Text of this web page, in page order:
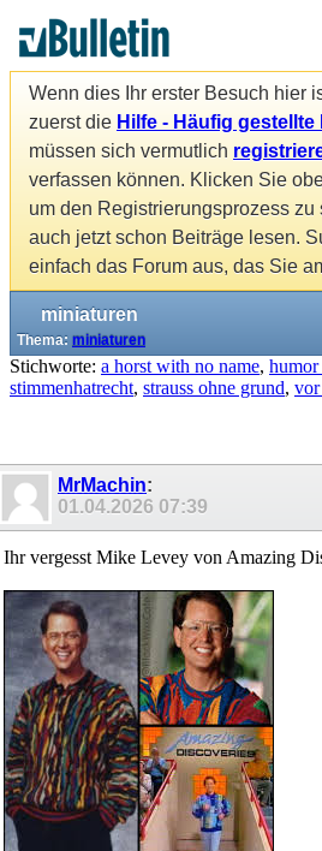
Wenn dies Ihr erster Besuch hier
zuerst die Hilfe - Häufig gestellte
müssen sich vermutlich
verfassen können. Klicken Sie
um den Registrierungsprozess zu
auch jetzt schon Beiträge lesen.
einfach das Forum aus, das Sie
miniaturen
Thema: miniaturen
Stichworte: a horst with no name,
stimmenhatrecht, strauss ohne grund, vor
MrMachin:
01.04.2026 07:39
Ihr vergesst Mike Levey von Amazing